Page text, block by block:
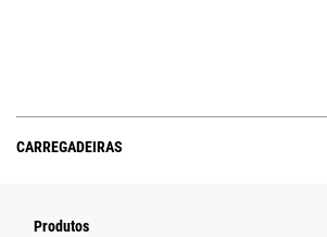
CARREGADEIRAS
Produtos